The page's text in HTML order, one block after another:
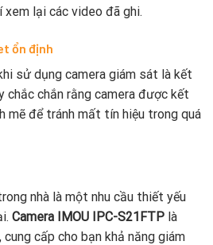
lại các video đã ghi.
ổn định
sử dụng camera giám sát là kết
chắc chắn rằng camera được kết
mẽ để tránh mất tín hiệu trong quá
nhà là một nhu cầu thiết yếu
Camera IMOU IPC-S21FTP là
cấp cho bạn khả năng giám